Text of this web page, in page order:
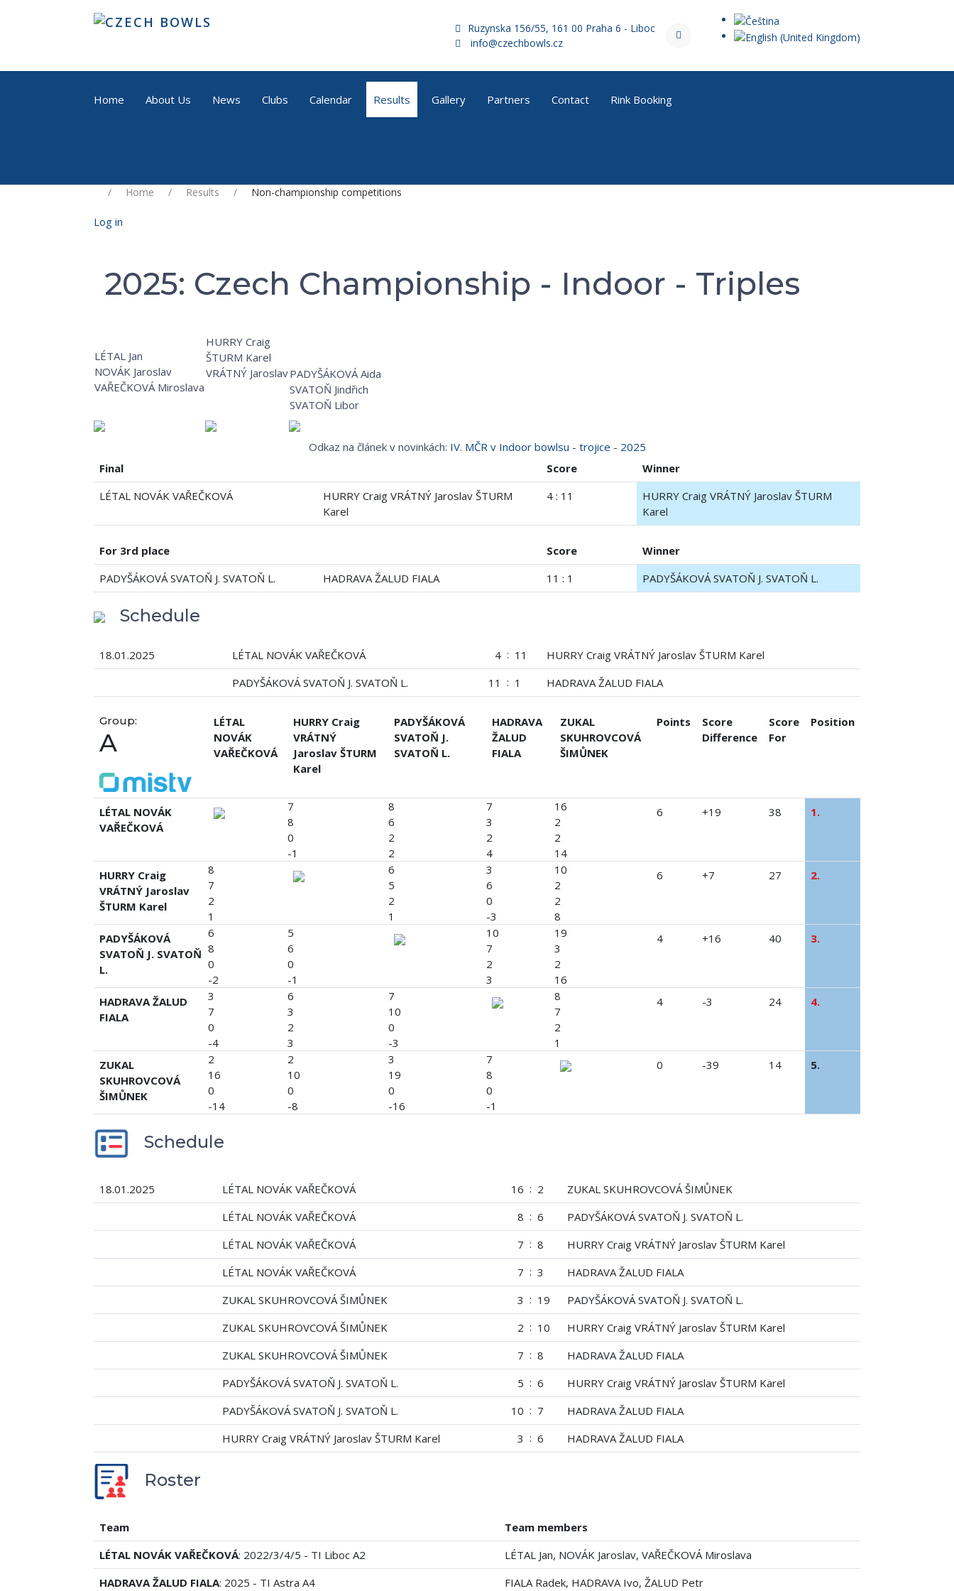
Ruzynska 156/55, 161 00 Praha 6 - Liboc
info@czechbowls.cz
Home About Us News Clubs Calendar Results Gallery Partners Contact Rink Booking
Home Results Non-championship competitions
Log in
2025: Czech Championship - Indoor - Triples
HURRY Craig
ŠTURM Karel
VRÁTNÝ Jaroslav
LÉTAL Jan
NOVÁK Jaroslav
VAŘEČKOVÁ Miroslava
PADYŠÁKOVÁ Aida
SVATOŇ Jindřich
SVATOŇ Libor
Odkaz na článek v novinkách: IV. MČR v Indoor bowlsu - trojice - 2025
Final
Score
Winner
LÉTAL NOVÁK VAŘEČKOVÁ
HURRY Craig VRÁTNÝ Jaroslav ŠTURM
Karel
4 : 11
HURRY Craig VRÁTNÝ Jaroslav ŠTURM
Karel
For 3rd place Score
Winner
PADYŠÁKOVÁ SVATOŇ J. SVATOŇ L.
HADRAVA ŽALUD FIALA 11 : 1 PADYŠÁKOVÁ SVATOŇ J. SVATOŇ L.
Schedule
18.01.2025 LÉTAL NOVÁK VAŘEČKOVÁ 4 : 11
HURRY Craig VRÁTNÝ Jaroslav ŠTURM Karel
PADYŠÁKOVÁ SVATOŇ J. SVATOŇ L.
11 : 1 HADRAVA ŽALUD FIALA
Group:
A
LÉTAL
NOVÁK
VAŘEČKOVÁ
HURRY Craig
VRÁTNÝ
Jaroslav ŠTURM
Karel
PADYŠÁKOVÁ
SVATOŇ J.
SVATOŇ L.
HADRAVA
ŽALUD
FIALA
ZUKAL
SKUHROVCOVÁ
ŠIMŮNEK
Points
Score
Difference
Score
For
Position
LÉTAL NOVÁK
VAŘEČKOVÁ
7
8
0
-1
8
6
2
2
7
3
2
4
16
2
2
14
6 +19 38 1.
HURRY Craig
VRÁTNÝ Jaroslav
ŠTURM Karel
8
7
2
1
6
5
2
1
3
6
0
-3
10
2
2
8
6 +7 27 2.
PADYŠÁKOVÁ
SVATOŇ J. SVATOŇ
L.
6
8
0
-2
5
6
0
-1
10
7
2
3
19
3
2
16
4 +16 40 3.
HADRAVA ŽALUD
FIALA
3
7
0
-4
6
3
2
3
7
10
0
-3
8
7
2
1
4 -3 24 4.
ZUKAL
SKUHROVCOVÁ
ŠIMŮNEK
2
16
0
-14
2
10
0
-8
3
19
0
-16
7
8
0
-1
0 -39 14 5.
Schedule
18.01.2025 LÉTAL NOVÁK VAŘEČKOVÁ 16 : 2
ZUKAL SKUHROVCOVÁ ŠIMŮNEK
LÉTAL NOVÁK VAŘEČKOVÁ
8 : 6
PADYŠÁKOVÁ SVATOŇ J. SVATOŇ L.
LÉTAL NOVÁK VAŘEČKOVÁ
7 : 8
HURRY Craig VRÁTNÝ Jaroslav ŠTURM Karel
LÉTAL NOVÁK VAŘEČKOVÁ
7 : 3
HADRAVA ŽALUD FIALA
ZUKAL SKUHROVCOVÁ ŠIMŮNEK
3 : 19
PADYŠÁKOVÁ SVATOŇ J. SVATOŇ L.
ZUKAL SKUHROVCOVÁ ŠIMŮNEK
2 : 10
HURRY Craig VRÁTNÝ Jaroslav ŠTURM Karel
ZUKAL SKUHROVCOVÁ ŠIMŮNEK
7 : 8
HADRAVA ŽALUD FIALA
PADYŠÁKOVÁ SVATOŇ J. SVATOŇ L.
5 : 6
HURRY Craig VRÁTNÝ Jaroslav ŠTURM Karel
PADYŠÁKOVÁ SVATOŇ J. SVATOŇ L.
10 : 7
HADRAVA ŽALUD FIALA
HURRY Craig VRÁTNÝ Jaroslav ŠTURM Karel
3 : 6 HADRAVA ŽALUD FIALA
Roster
Team
Team members
LÉTAL NOVÁK VAŘEČKOVÁ: 2022/3/4/5 - TI Liboc A2
LÉTAL Jan, NOVÁK Jaroslav, VAŘEČKOVÁ Miroslava
HADRAVA ŽALUD FIALA: 2025 - TI Astra A4 FIALA Radek, HADRAVA Ivo, ŽALUD Petr